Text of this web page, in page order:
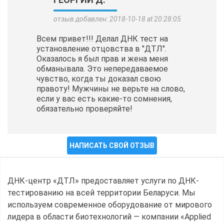
отзыв добавлен: 2018-10-18 at 20:28:05
Всем привет!!! Делал ДНК тест на
установление отцовства в "ДТЛ".
Оказалось я был прав и жена меня
обманывала. Это непередаваемое
чувство, когда ты доказал свою
правоту! Мужчины не верьте на слово,
если у вас есть какие-то сомнения,
обязательно проверяйте!
НАПИСАТЬ СВОЙ ОТЗЫВ
ДНК-центр «ДТЛ» предоставляет услуги по ДНК-
тестированию на всей территории Беларуси. Мы
используем современное оборудование от мирового
лидера в области биотехнологий — компании «Applied